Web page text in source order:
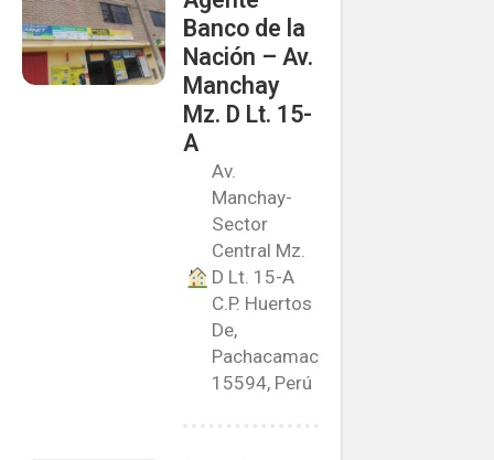
Banco de la
Nación – Av.
Manchay
Mz. D Lt. 15-
A
Av.
Manchay-
Sector
Central Mz.
D Lt. 15-A
C.P. Huertos
De,
Pachacamac
15594, Perú